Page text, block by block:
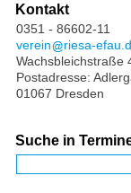
Kontakt
0351 - 86602-11
verein
riesa-
Wachsbleichstraße
Postadresse:
01067 Dresden
Suche in